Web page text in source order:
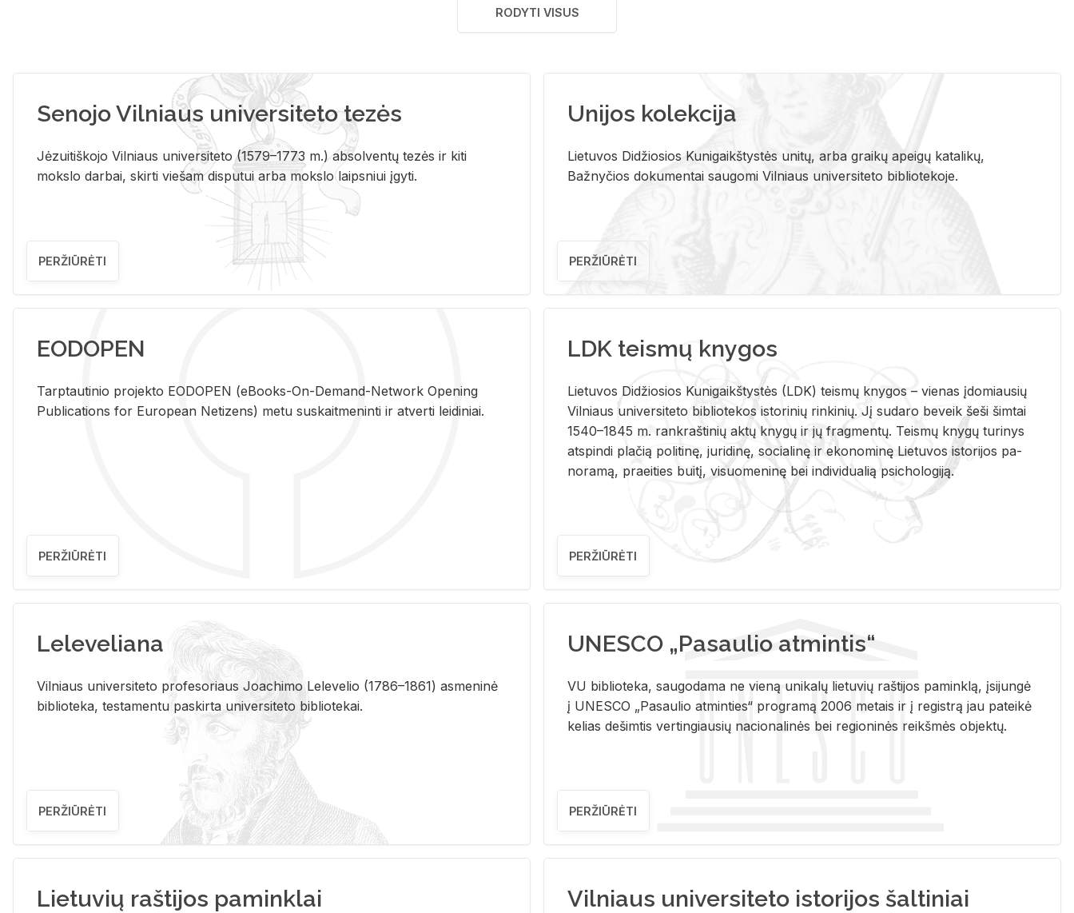
RODYTI VISUS
Senojo Vilniaus universiteto tezės
Jėzuitiškojo Vilniaus universiteto (1579–1773 m.) absolventų tezės ir kiti
mokslo darbai, skirti viešam disputui arba mokslo laipsniui įgyti.
PERŽIŪRĖTI
Unijos kolekcija
Lietuvos Didžiosios Kunigaikštystės unitų, arba graikų apeigų katalikų,
Bažnyčios dokumentai saugomi Vilniaus universiteto bibliotekoje.
PERŽIŪRĖTI
EODOPEN
Tarp­tau­ti­nio pro­jek­to EO­DO­PEN (eBo­oks-On-De­mand-Ne­twork Ope­ning
Pub­li­ca­tions for Eu­ro­pe­an Ne­ti­zens) metu su­skait­me­nin­ti ir at­ver­ti lei­di­niai.
PERŽIŪRĖTI
LDK teismų knygos
Lie­tu­vos Di­džio­sios Ku­ni­gaikš­tys­tės (LDK) teis­mų kny­gos – vie­nas įdo­miau­sių
Vil­niaus uni­ver­si­te­to bi­b­lio­te­kos is­to­ri­nių rin­ki­nių. Jį su­da­ro be­veik šeši šim­tai
1540–1845 m. rank­raš­ti­nių aktų kny­gų ir jų frag­men­tų. Teis­mų kny­gų tu­ri­nys
at­spin­di pla­čią po­li­ti­nę, ju­ri­di­nę, so­cia­li­nę ir eko­no­mi­nę Lie­tu­vos is­to­ri­jos pa­
no­ra­mą, pra­ei­ties bui­tį, vi­suo­me­ni­nę bei in­di­vi­dua­lią psi­cho­lo­gi­ją.
PERŽIŪRĖTI
Leleveliana
Vil­niaus uni­ver­si­te­to pro­fe­so­riaus Jo­a­chi­mo Le­le­ve­lio (1786–1861) as­me­ni­nė
bi­b­lio­te­ka, te­sta­men­tu pa­skir­ta uni­ver­si­te­to bi­b­lio­te­kai.
PERŽIŪRĖTI
UNESCO „Pasaulio atmintis“
VU biblioteka, saugodama ne vieną unikalų lietuvių raštijos paminklą, įsijungė
į UNESCO „Pasaulio atminties“ programą 2006 metais ir į registrą jau pateikė
kelias dešimtis vertingiausių nacionalinės bei regioninės reikšmės objektų.
PERŽIŪRĖTI
Lietuvių raštijos paminklai Vilniaus universiteto istorijos šaltiniai